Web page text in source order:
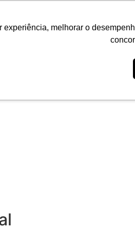
melhorar o